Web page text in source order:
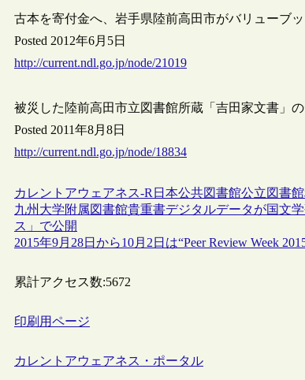
古本を寄付金へ、岩手県陸前高田市がバリューブ
Posted 2012年6月5日
http://current.ndl.go.jp/node/21019
被災した陸前高田市立図書館所蔵「吉田家文書」
Posted 2011年8月8日
http://current.ndl.go.jp/node/18834
カレントアウェアネス-R 日本公共図書館公立図書館
九州大学附属図書館貴重書デジタルデータが国文
ス」で公開
2015年9月28日から10月2日は“Peer Review Week
累計アクセス数:5672
印刷用ページ
カレントアウェアネス・ポータル